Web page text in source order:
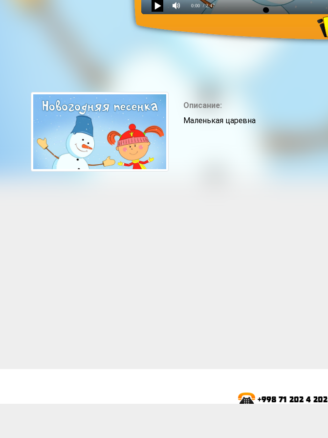
0:00 / 2:47
Описание:
Маленькая царевна
+998 71 202 4 202